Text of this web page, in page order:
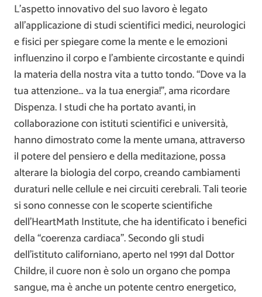
L’aspetto innovativo del suo lavoro è legato
all’applicazione di studi scientifici medici, neurologici
e fisici per spiegare come la mente e le emozioni
influenzino il corpo e l’ambiente circostante e quindi
la materia della nostra vita a tutto tondo. “Dove va la
tua attenzione… va la tua energia!”, ama ricordare
Dispenza. I studi che ha portato avanti, in
collaborazione con istituti scientifici e università,
hanno dimostrato come la mente umana, attraverso
il potere del pensiero e della meditazione, possa
alterare la biologia del corpo, creando cambiamenti
duraturi nelle cellule e nei circuiti cerebrali. Tali teorie
si sono connesse con le scoperte scientifiche
dell’HeartMath Institute, che ha identificato i benefici
della “coerenza cardiaca”. Secondo gli studi
dell’istituto californiano, aperto nel 1991 dal Dottor
Childre, il cuore non è solo un organo che pompa
sangue, ma è anche un potente centro energetico,